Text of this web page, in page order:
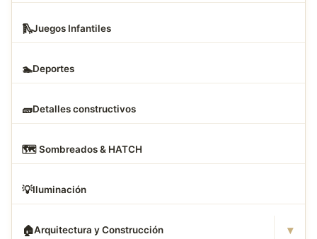
🛝Juegos Infantiles
🏊Deportes
🧱Detalles constructivos
🗺️ Sombreados & HATCH
💡Iluminación
🏠Arquitectura y Construcción ▾